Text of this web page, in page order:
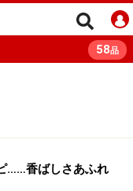
58品
……香ばしさあふれ